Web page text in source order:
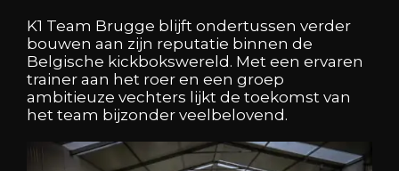
K1 Team Brugge blijft ondertussen verder
bouwen aan zijn reputatie binnen de
Belgische kickbokswereld. Met een ervaren
trainer aan het roer en een groep
ambitieuze vechters lijkt de toekomst van
het team bijzonder veelbelovend.